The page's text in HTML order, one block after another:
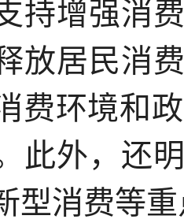
持增强消
放居民消
费环境和
此外，还
型消费等